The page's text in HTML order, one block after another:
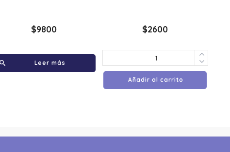
$9800
Leer más
$2600
Añadir al carrito